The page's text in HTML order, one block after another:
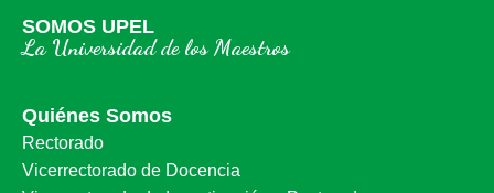
SOMOS UPEL
La Universidad de los Maestros
Quiénes Somos
Rectorado
Vicerrectorado de Docencia